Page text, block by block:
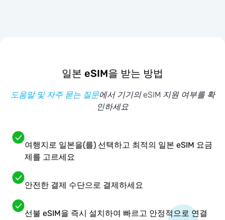
일본 eSIM을 받는 방법
도움말 및 자주 묻는 질문에서 기기의 eSIM 지원 여부를 확
인하세요
여행지로 일본을(를) 선택하고 최적의 일본 eSIM 요금
제를 고르세요
안전한 결제 수단으로 결제하세요
선불 eSIM을 즉시 설치하여 빠르고 안정적으로 연결